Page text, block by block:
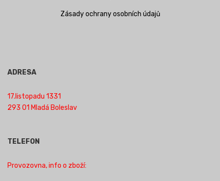
Zásady ochrany osobních údajů
ADRESA
17.listopadu 1331
293 01 Mladá Boleslav
TELEFON
Provozovna, info o zboží: